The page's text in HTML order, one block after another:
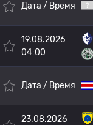
Дата / Время
19.08.2026
04:00
Дата / Время
23.08.2026